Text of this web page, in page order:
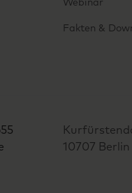
Webinar
Fakten &
10707 Berlin